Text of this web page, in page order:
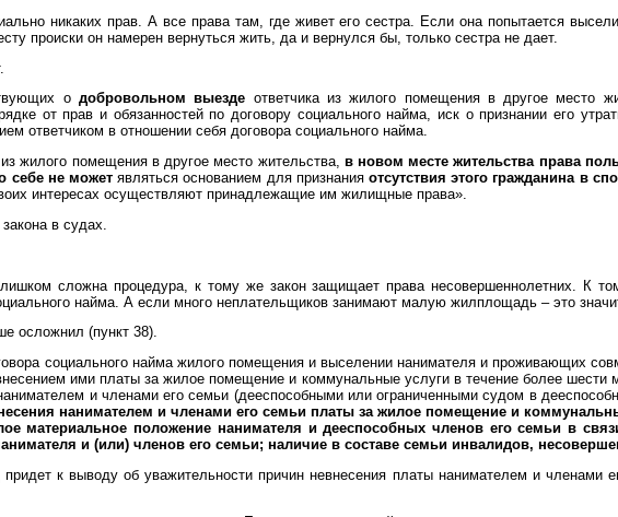
никаких прав. А все права там, где живет его сестра. Если она попытается
происки он намерен вернуться жить, да и вернулся бы, только сестра не дает.
о добровольном выезде ответчика из жилого помещения в другое место
от прав и обязанностей по договору социального найма, иск о признании его
ответчиком в отношении себя договора социального найма.
жилого помещения в другое место жительства, в новом месте жительства права
себе не может являться основанием для признанияотсутствия этого гражданина в
интересах осуществляют принадлежащие им жилищные права».
в судах.
сложна процедура, к тому же закон защищает права несовершеннолетних. К
найма. А если много неплательщиков занимают малую жилплощадь – это
осложнил (пункт 38).
социального найма жилого помещения и выселении нанимателя и проживающих
ими платы за жилое помещение и коммунальные услуги в течение более шести
и членами его семьи (дееспособными или ограниченными судом в
нанимателем и членами его семьи платы за жилое помещение и
материальное положение нанимателя и дееспособных членов его семьи в
и (или) членов его семьи; наличие в составе семьи инвалидов,
к выводу об уважительности причин невнесения платы нанимателем и